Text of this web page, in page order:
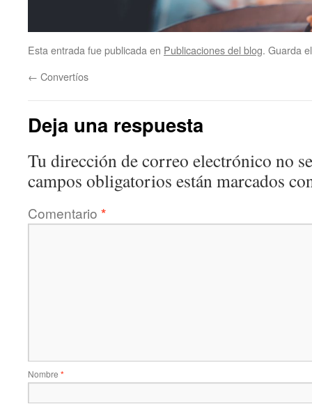
Esta entrada fue publicada en Publicaciones del blog. Guarda
← Convertíos
Deja una respuesta
Tu dirección de correo electrónico no
campos obligatorios están marcados
Comentario *
Nombre *